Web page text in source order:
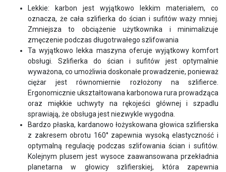
Lekkie: karbon jest wyjątkowo lekkim materiałem, co
oznacza, że cała szlifierka do ścian i sufitów waży mniej.
Zmniejsza to obciążenie użytkownika i minimalizuje
zmęczenie podczas długotrwałego szlifowania
Ta wyjątkowo lekka maszyna oferuje wyjątkowy komfort
obsługi. Szlifierka do ścian i sufitów jest optymalnie
wyważona, co umożliwia doskonałe prowadzenie, ponieważ
ciężar jest równomiernie rozłożony na szlifierce.
Ergonomicznie ukształtowana karbonowa rura prowadząca
oraz miękkie uchwyty na rękojeści głównej i szpadlu
sprawiają, że obsługa jest niezwykle wygodna.
Bardzo płaska, kardanowo łożyskowana głowica szlifierska
z zakresem obrotu 160° zapewnia wysoką elastyczność i
optymalną regulację podczas szlifowania ścian i sufitów.
Kolejnym plusem jest wysoce zaawansowana przekładnia
planetarna w głowicy szlifierskiej, która zapewnia